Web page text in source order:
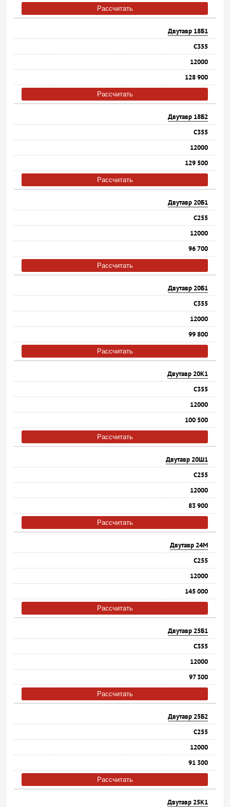
Рассчитать
Двутавр 18Б1
С355
12000
128 900
Рассчитать
Двутавр 18Б2
С355
12000
129 500
Рассчитать
Двутавр 20Б1
С255
12000
96 700
Рассчитать
Двутавр 20Б1
С355
12000
99 800
Рассчитать
Двутавр 20К1
С355
12000
100 500
Рассчитать
Двутавр 20Ш1
С255
12000
83 900
Рассчитать
Двутавр 24М
С255
12000
145 000
Рассчитать
Двутавр 25Б1
С355
12000
97 300
Рассчитать
Двутавр 25Б2
С255
12000
91 300
Рассчитать
Двутавр 25К1